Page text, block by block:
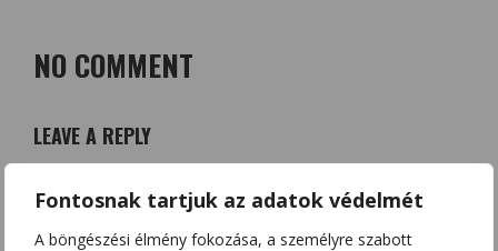
Fontosnak tartjuk az adatok védelmét
A böngészési élmény fokozása, a személyre szabott
NO COMMENT
LEAVE A REPLY
karakterrel jelöltük